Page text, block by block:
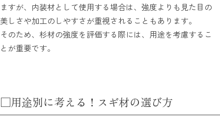
ますが、内装材として使用する場合は、強度よりも見た目の
美しさや加工のしやすさが重視されることもあります。
そのため、杉材の強度を評価する際には、用途を考慮するこ
とが重要です。
□用途別に考える！スギ材の選び方